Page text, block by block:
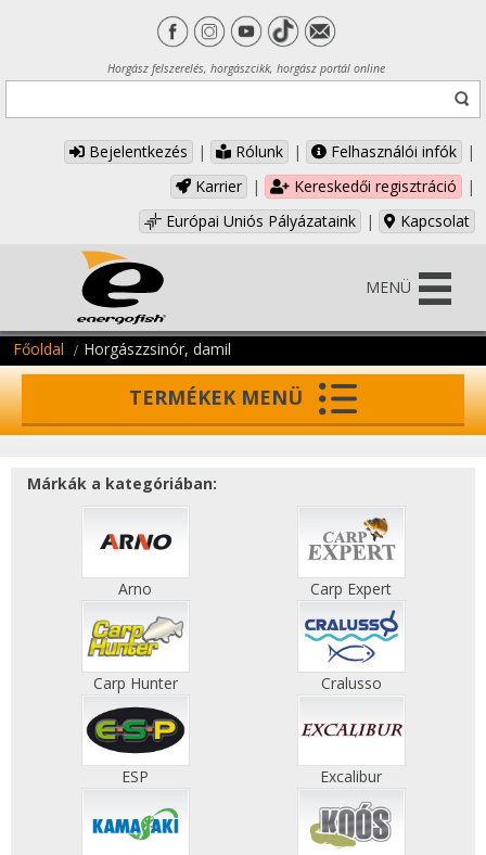
Horgász felszerelés, horgászcikk, horgász portál online
Bejelentkezés | Rólunk | Felhasználói infók
|
Karrier
| Kereskedői regisztráció
|
Európai Uniós Pályázataink
| Kapcsolat
MENÜ
Főoldal Horgászzsinór, damil
TERMÉKEK MENÜ
Márkák a kategóriában:
Arno Carp Expert
Carp Hunter Cralusso
ESP Excalibur